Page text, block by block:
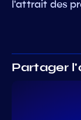
l'attrait des
Partager